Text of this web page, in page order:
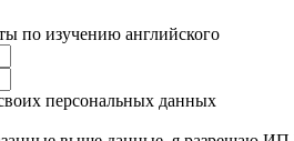
по изучению английского
персональных данных